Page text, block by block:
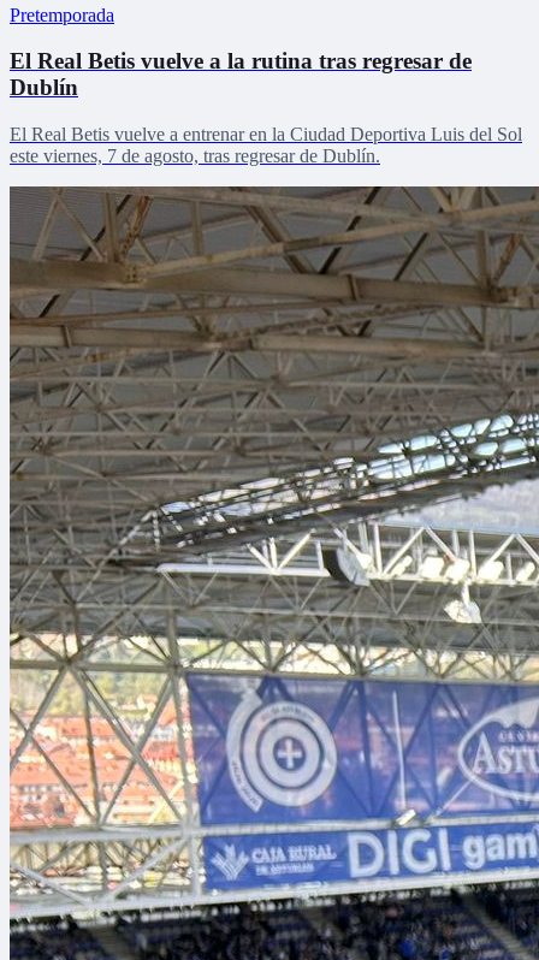
Pretemporada
El Real Betis vuelve a la rutina tras regresar de
Dublín
El Real Betis vuelve a entrenar en la Ciudad Deportiva Luis del Sol
este viernes, 7 de agosto, tras regresar de Dublín.